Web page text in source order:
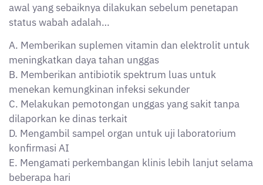
awal yang sebaiknya dilakukan sebelum penetapan
status wabah adalah…
A. Memberikan suplemen vitamin dan elektrolit untuk
meningkatkan daya tahan unggas
B. Memberikan antibiotik spektrum luas untuk
menekan kemungkinan infeksi sekunder
C. Melakukan pemotongan unggas yang sakit tanpa
dilaporkan ke dinas terkait
D. Mengambil sampel organ untuk uji laboratorium
konfirmasi AI
E. Mengamati perkembangan klinis lebih lanjut selama
beberapa hari